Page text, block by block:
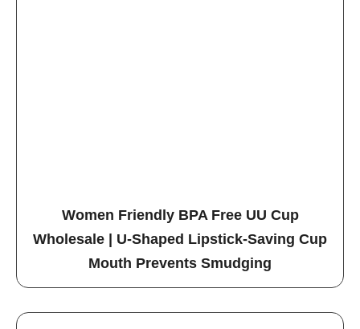
Women Friendly BPA Free UU Cup
Wholesale | U-Shaped Lipstick-Saving Cup
Mouth Prevents Smudging